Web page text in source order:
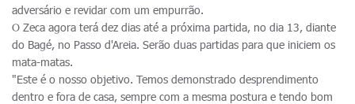
adversário e revidar com um empurrão.
O Zeca agora terá dez dias até a próxima partida, no dia 13, diante
do Bagé, no Passo d'Areia. Serão duas partidas para que iniciem os
mata-matas.
"Este é o nosso objetivo. Temos demonstrado desprendimento
dentro e fora de casa, sempre com a mesma postura e tendo bom